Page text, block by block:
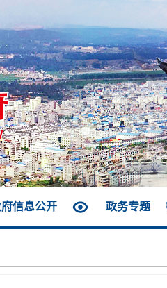
信息公开 政务专题